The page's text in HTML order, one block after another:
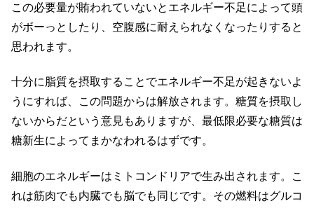
この必要量が賄われていないとエネルギー不足によって頭
がボーっとしたり、空腹感に耐えられなくなったりすると
思われます。
十分に脂質を摂取することでエネルギー不足が起きないよ
うにすれば、この問題からは解放されます。糖質を摂取し
ないからだという意見もありますが、最低限必要な糖質は
糖新生によってまかなわれるはずです。
細胞のエネルギーはミトコンドリアで生み出されます。こ
れは筋肉でも内臓でも脳でも同じです。その燃料はグルコ